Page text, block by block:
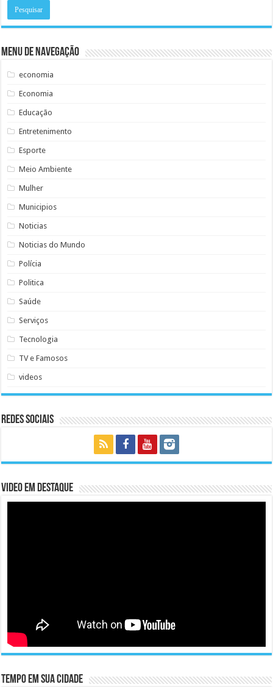
Menu de Navegação
economia
Economia
Educação
Entretenimento
Esporte
Meio Ambiente
Mulher
Municipios
Noticias
Noticias do Mundo
Polícia
Politica
Saúde
Serviços
Tecnologia
TV e Famosos
videos
Redes Sociais
Video em Destaque
Tempo em sua cidade